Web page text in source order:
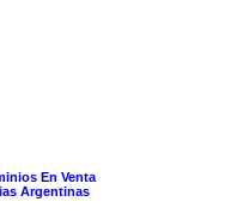
En Venta
Argentinas